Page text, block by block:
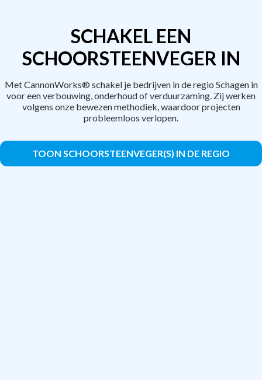
SCHAKEL EEN
SCHOORSTEENVEGER IN
Met CannonWorks® schakel je bedrijven in de regio Schagen in
voor een verbouwing, onderhoud of verduurzaming. Zij werken
volgens onze bewezen methodiek, waardoor projecten
probleemloos verlopen.
TOON SCHOORSTEENVEGER(S) IN DE REGIO